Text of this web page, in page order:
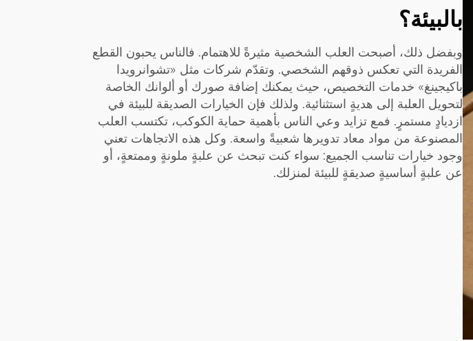
بالبيئة؟
وبفضل ذلك، أصبحت العلب الشخصية مثيرةً للاهتمام. فالناس يحبون القطع
الفريدة التي تعكس ذوقهم الشخصي. وتقدّم شركات مثل «تشوانرويدا
باكيجينغ» خدمات التخصيص، حيث يمكنك إضافة صورك أو ألوانك الخاصة
لتحويل العلبة إلى هديةٍ استثنائية. ولذلك فإن الخيارات الصديقة للبيئة في
ازديادٍ مستمرٍ. فمع تزايد وعي الناس بأهمية حماية الكوكب، تكتسب العلب
المصنوعة من مواد معاد تدويرها شعبيةً واسعة. وكل هذه الاتجاهات تعني
وجود خيارات تناسب الجميع: سواء كنت تبحث عن علبةٍ ملونةٍ وممتعةٍ، أو
عن علبةٍ أساسيةٍ صديقةٍ للبيئة لمنزلك.